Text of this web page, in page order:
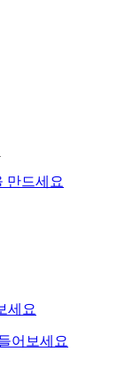
만드세요
세요
어보세요